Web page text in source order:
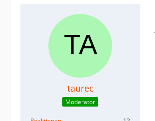
taurec
Moderator